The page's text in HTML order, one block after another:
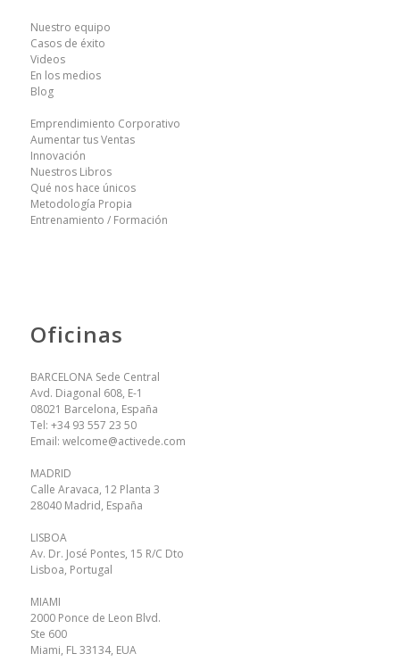
Nuestro equipo
Casos de éxito
Videos
En los medios
Blog
Emprendimiento Corporativo
Aumentar tus Ventas
Innovación
Nuestros Libros
Qué nos hace únicos
Metodología Propia
Entrenamiento / Formación
Oficinas
BARCELONA Sede Central
Avd. Diagonal 608, E-1
08021 Barcelona, España
Tel: +34 93 557 23 50
Email: welcome@activede.com
MADRID
Calle Aravaca, 12 Planta 3
28040 Madrid, España
LISBOA
Av. Dr. José Pontes, 15 R/C Dto
Lisboa, Portugal
MIAMI
2000 Ponce de Leon Blvd.
Ste 600
Miami, FL 33134, EUA